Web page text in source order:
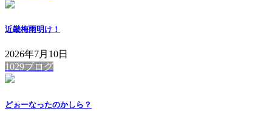
近畿梅雨明け！
2026年7月10日
1029ブログ
どぉーなったのかしら？